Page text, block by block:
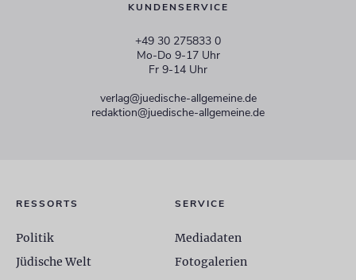
KUNDENSERVICE
+49 30 275833 0
Mo-Do 9-17 Uhr
Fr 9-14 Uhr
verlag@juedische-allgemeine.de
redaktion@juedische-allgemeine.de
RESSORTS
Politik
Jüdische Welt
SERVICE
Mediadaten
Fotogalerien